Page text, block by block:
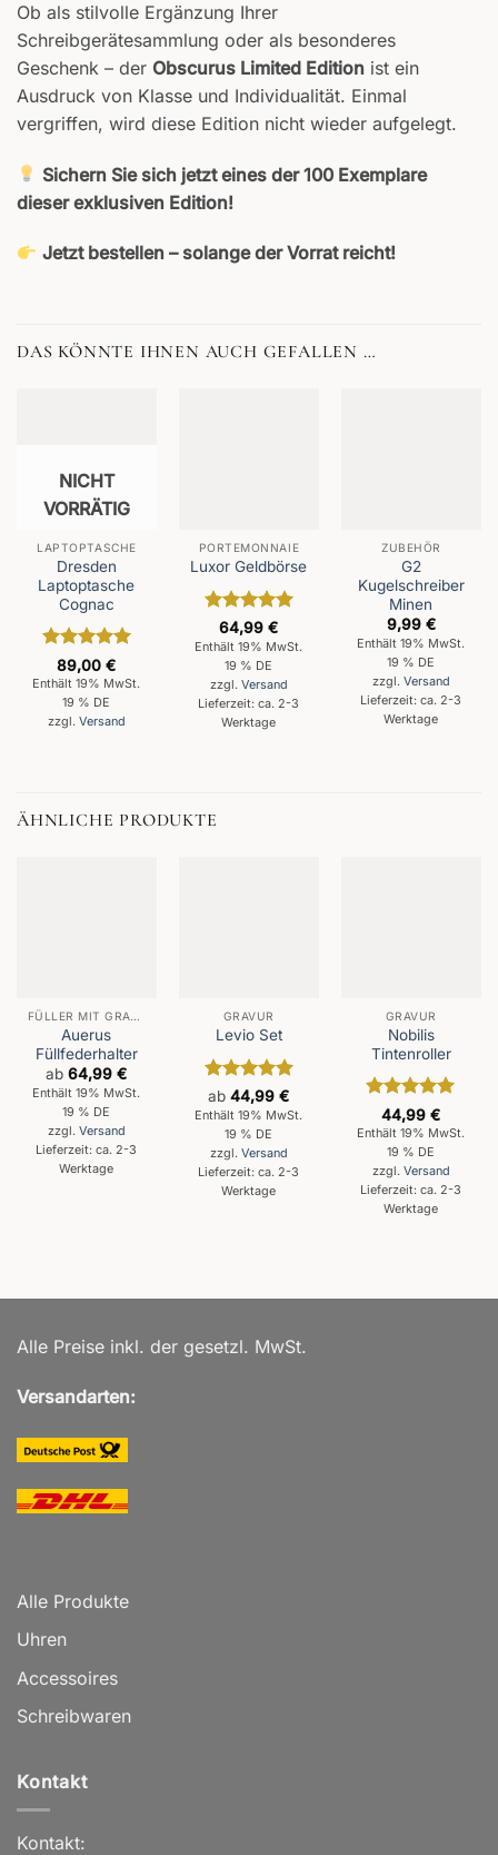
Ob als stilvolle Ergänzung Ihrer
Schreibgerätesammlung oder als besonderes
Geschenk – der Obscurus Limited Edition ist ein
Ausdruck von Klasse und Individualität. Einmal
vergriffen, wird diese Edition nicht wieder aufgelegt.
Sichern Sie sich jetzt eines der 100 Exemplare
dieser exklusiven Edition!
Jetzt bestellen – solange der Vorrat reicht!
DAS KÖNNTE IHNEN AUCH GEFALLEN …
NICHT
VORRÄTIG
LAPTOPTASCHE
Dresden
Laptoptasche
Cognac
Bewertet
mit5von
89,00€
Enthält 19% MwSt.
19 % DE
zzgl. Versand
PORTEMONNAIE
Luxor Geldbörse
Bewertet
mit5von
64,99€
Enthält 19% MwSt.
19 % DE
zzgl. Versand
Lieferzeit: ca. 2-3
Werktage
ZUBEHÖR
G2
Kugelschreiber
Minen
9,99 €
Enthält 19% MwSt.
19 % DE
zzgl. Versand
Lieferzeit: ca. 2-3
Werktage
ÄHNLICHE PRODUKTE
FÜLLER MIT GRAVUR
Auerus
Füllfederhalter
ab64,99€
Enthält 19% MwSt.
19 % DE
zzgl. Versand
Lieferzeit: ca. 2-3
Werktage
GRAVUR
Levio Set
Bewertet
mit5von
ab44,99€
Enthält 19% MwSt.
19 % DE
zzgl. Versand
Lieferzeit: ca. 2-3
Werktage
GRAVUR
Nobilis
Tintenroller
Bewertet
mit5von
44,99€
Enthält 19% MwSt.
19 % DE
zzgl. Versand
Lieferzeit: ca. 2-3
Werktage
Alle Preise inkl. der gesetzl. MwSt.
Versandarten:
Alle Produkte
Uhren
Accessoires
Schreibwaren
Kontakt
Kontakt: